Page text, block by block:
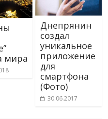
мира
Днепрянин
создал
уникальное
приложение
для
смартфона
(Фото)
30.06.2017